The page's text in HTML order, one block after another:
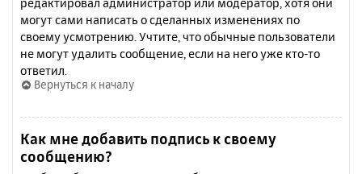
могут сами написать о сделанных изменениях по
своему усмотрению. Учтите, что обычные пользователи
не могут удалить сообщение, если на него уже кто-то
ответил.
Вернуться к началу
Как мне добавить подпись к своему
сообщению?